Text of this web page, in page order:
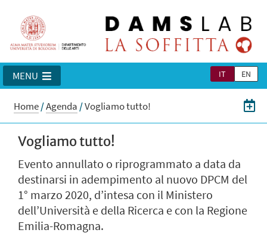
IT EN
MENU
Home/Agenda /Vogliamo tutto!
Vogliamo tutto!
Evento annullato o riprogrammato a data da
destinarsi in adempimento al nuovo DPCM del
1° marzo 2020, d’intesa con il Ministero
dell’Università e della Ricerca e con la Regione
Emilia-Romagna.